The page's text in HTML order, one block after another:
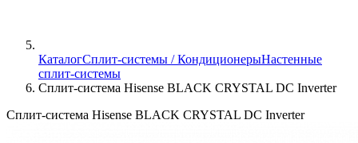
КаталогСплит-системы / КондиционерыНастенные
сплит-системы
Сплит-система Hisense BLACK CRYSTAL DC Inverter
Сплит-система Hisense BLACK CRYSTAL DC Inverter